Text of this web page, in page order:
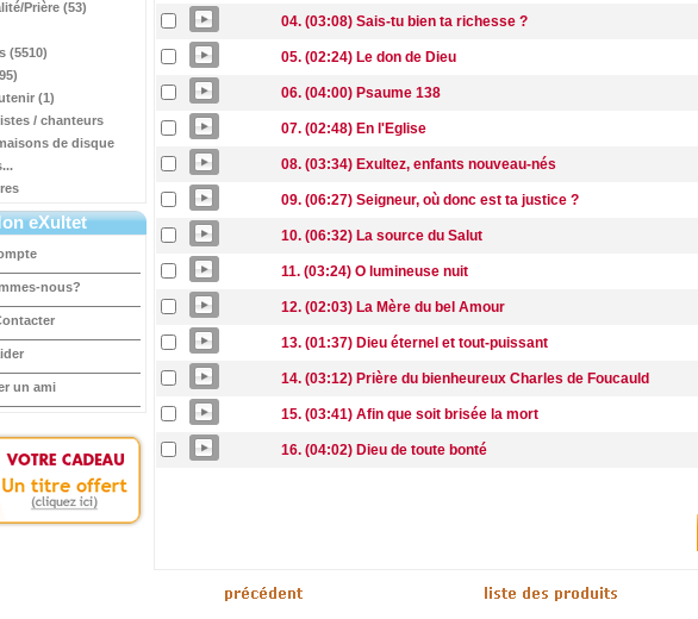
Prière (53)
(5510)
(1)
/ chanteurs
de disque
eXultet
nous?
un ami
04. (03:08) Sais-tu bien ta richesse ?
05. (02:24) Le don de Dieu
06. (04:00) Psaume 138
07. (02:48) En l'Eglise
08. (03:34) Exultez, enfants nouveau-nés
09. (06:27) Seigneur, où donc est ta justice ?
10. (06:32) La source du Salut
11. (03:24) O lumineuse nuit
12. (02:03) La Mère du bel Amour
13. (01:37) Dieu éternel et tout-puissant
14. (03:12) Prière du bienheureux Charles de Foucauld
15. (03:41) Afin que soit brisée la mort
16. (04:02) Dieu de toute bonté